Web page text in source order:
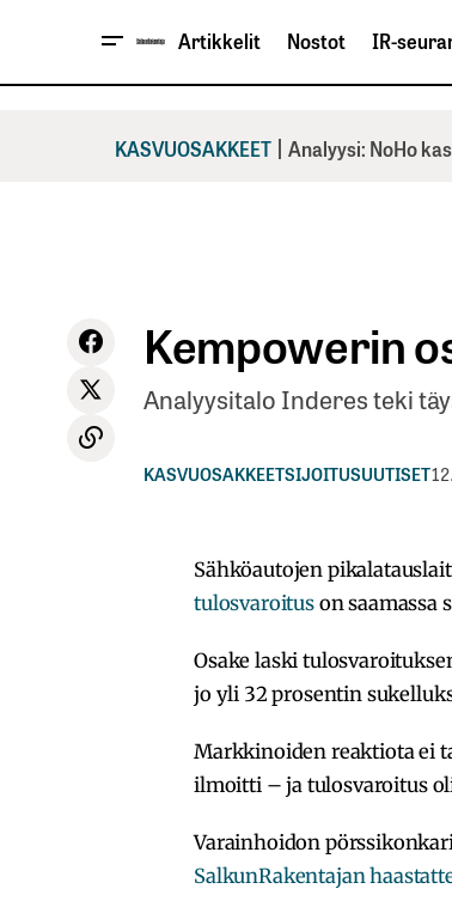
Artikkelit Nostot IR-
KASVUOSAKKEET | Analyysi: NoHo
Kempowerin
Analyysitalo Inderes teki
KASVUOSAKKEETSIJOITUSUUTISET
Sähköautojen
tulosvaroituson saamassa
Osake laski
jo yli 32 prosentin
Markkinoiden reaktiota ei
ilmoitti – ja tulosvaroitus
Varainhoidon pörssikonkari
SalkunRakentajan